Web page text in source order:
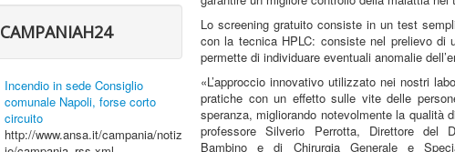
CAMPANIAH24
Incendio in sede Consiglio
comunale Napoli, forse corto
circuito
http://www.ansa.it/campania/notiz
Lo screening gratuito consiste in un test
con la tecnica HPLC: consiste nel prelievo di
permette di individuare eventuali anomalie
«L’approccio innovativo utilizzato nei nostri
pratiche con un effetto sulle vite delle
speranza, migliorando notevolmente la qualità
professore Silverio Perrotta, Direttore del
Bambino e di Chirurgia Generale e